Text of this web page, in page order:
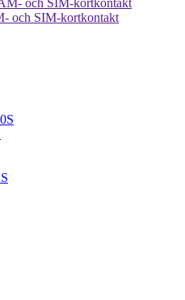
och SIM-kortkontakt